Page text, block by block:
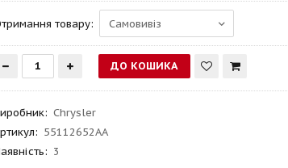
товару:
: Chrysler
: 55112652AA
3